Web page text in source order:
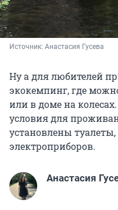
Источник: Анастасия Гусева
Ну а для любителей
экокемпинг, где
или в доме на
условия для
установлены
электроприборов.
Анастасия